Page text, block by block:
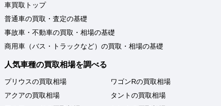
車買取トップ
普通車の買取・査定の基礎
事故車・不動車の買取・相場の基礎
商用車（バス・トラックなど）の買取・相場の基礎
人気車種の買取相場を調べる
プリウスの買取相場
アクアの買取相場
ワゴンRの買取相場
タントの買取相場